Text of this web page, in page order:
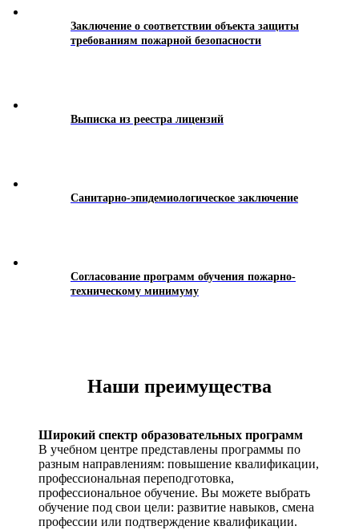
Заключение о соответствии объекта защиты
требованиям пожарной безопасности
Выписка из реестра лицензий
Санитарно-эпидемиологическое заключение
Согласование программ обучения пожарно-
техническому минимуму
Наши преимущества
Широкий спектр образовательных программ
В учебном центре представлены программы по
разным направлениям: повышение квалификации,
профессиональная переподготовка,
профессиональное обучение. Вы можете выбрать
обучение под свои цели: развитие навыков, смена
профессии или подтверждение квалификации.